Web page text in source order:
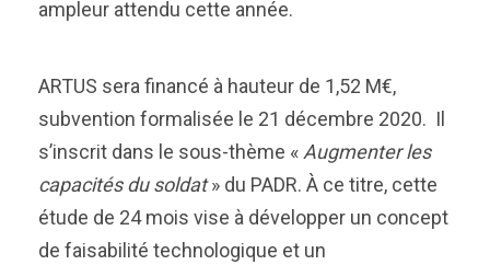
ampleur attendu cette année.
ARTUS sera financé à hauteur de 1,52 M€,
subvention formalisée le 21 décembre 2020. Il
s’inscrit dans le sous-thème « Augmenter les
capacités du soldat» du PADR. À ce titre, cette
étude de 24 mois vise à développer un concept
de faisabilité technologique et un